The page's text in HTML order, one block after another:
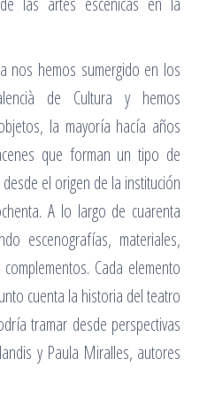
nos hemos sumergido en los
de Cultura y hemos
la mayoría hacía años
que forman un tipo de
el origen de la institución
A lo largo de cuarenta
escenografías, materiales,
Cada elemento
cuenta la historia del teatro
tramar desde perspectivas
y Paula Miralles, autores